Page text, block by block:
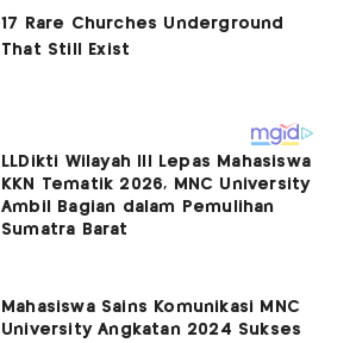
LLDikti Wilayah III Lepas Mahasiswa
KKN Tematik 2026, MNC University
Ambil Bagian dalam Pemulihan
Sumatra Barat
Mahasiswa Sains Komunikasi MNC
University Angkatan 2024 Sukses